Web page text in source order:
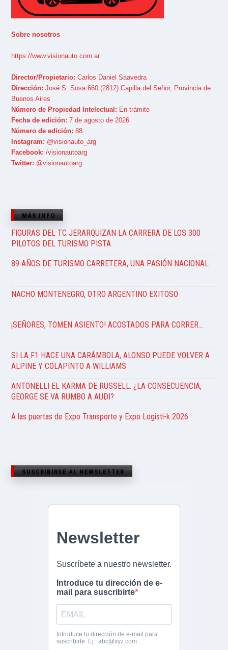
Sobre nosotros
https://www.visionauto.com.ar
Director/Propietario: Carlos Daniel Saavedra
Dirección: José S. Sosa 660 (2812) Capilla del Señor, Provincia de
Buenos Aires
Número de Propiedad Intelectual: En trámite
Fecha de edición: 7 de agosto de 2026
Número de edición: 88
Instagram: @visionauto_arg
Facebook: /visionautoarg
Twitter: @visionautoarg
MÁS INFO
FIGURAS DEL TC JERARQUIZAN LA CARRERA DE LOS 300
PILOTOS DEL TURISMO PISTA
89 AÑOS DE TURISMO CARRETERA, UNA PASIÓN NACIONAL
NACHO MONTENEGRO, OTRO ARGENTINO EXITOSO
¡SEÑORES, TOMEN ASIENTO! ACOSTADOS PARA CORRER…
SI LA F1 HACE UNA CARÁMBOLA, ALONSO PUEDE VOLVER A
ALPINE Y COLAPINTO A WILLIAMS
ANTONELLI EL KARMA DE RUSSELL. ¿LA CONSECUENCIA,
GEORGE SE VA RUMBO A AUDI?
A las puertas de Expo Transporte y Expo Logisti-k 2026
SUSCRIBIRSE AL NEWSLETTER